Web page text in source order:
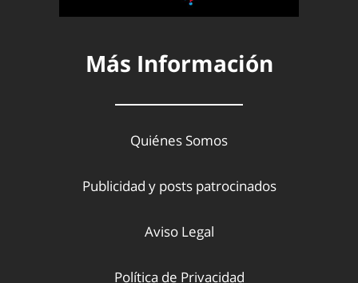
Más Información
Quiénes Somos
Publicidad y posts patrocinados
Aviso Legal
Política de Privacidad